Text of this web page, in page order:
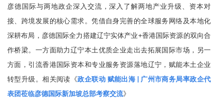
彦德国际与两地政企深入交流，深入了解两地产业升级、资本对
接、跨境发展的核心需求。凭借自身完善的全球服务网络及本地化
深耕布局，彦德国际全力搭建辽宁实体产业+香港国际资源的双向合
作桥梁。一方面助力辽宁本土优质企业走出去拓展国际市场，另一
方面，引流香港国际资本和专业服务资源落地辽宁，赋能本土企业
转型升级。相关阅读《政企联动 赋能出海 | 广州市商务局率政企代
表团莅临彦德国际新加坡总部考察交流》